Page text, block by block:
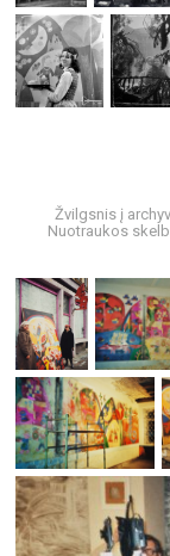
Žvilgsnis į
Nuotraukos